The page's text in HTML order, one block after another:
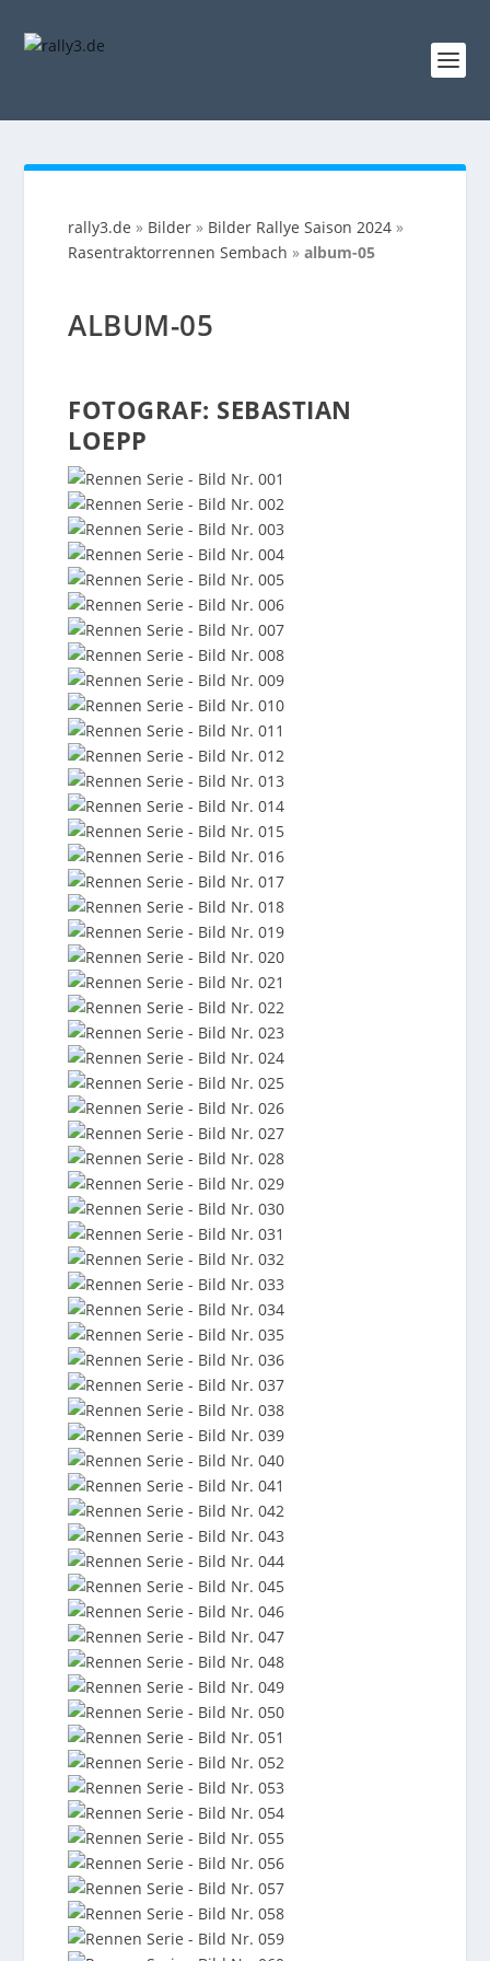
rally3.de » Bilder » Bilder Rallye Saison 2024 »
Rasentraktorrennen Sembach »album-05
ALBUM-05
FOTOGRAF: SEBASTIAN
LOEPP